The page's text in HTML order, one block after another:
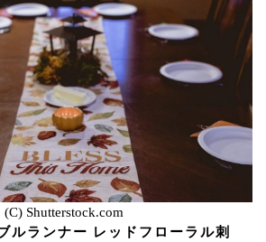
(C) Shutterstock.com
ランナー レッドフローラル刺